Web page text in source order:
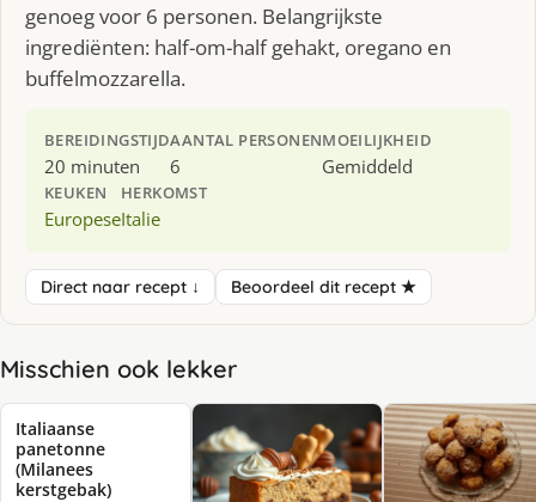
genoeg voor 6 personen. Belangrijkste
ingrediënten: half-om-half gehakt, oregano en
buffelmozzarella.
BEREIDINGSTIJD
20 minuten
AANTAL PERSONEN
6
MOEILIJKHEID
Gemiddeld
KEUKEN
Europese
HERKOMST
Italie
Direct naar recept ↓ Beoordeel dit recept ★
Misschien ook lekker
Italiaanse
panetonne
(Milanees
kerstgebak)